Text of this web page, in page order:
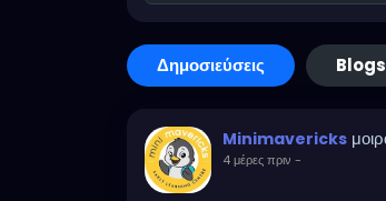
Δημοσιεύσεις Blogs
Minimavericks
4 μέρες πριν -